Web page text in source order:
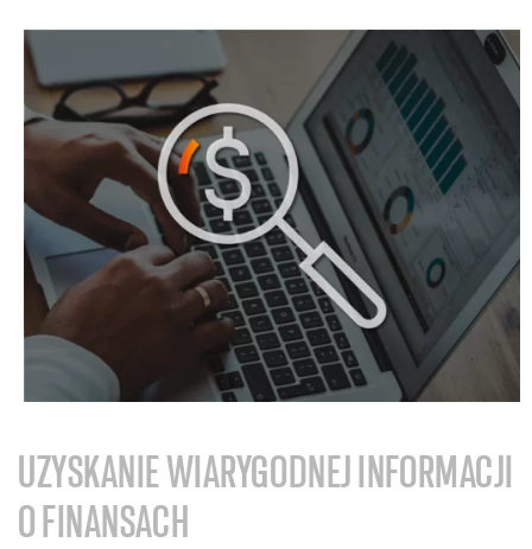
UZYSKANIE WIARYGODNEJ INFORMACJI
O FINANSACH